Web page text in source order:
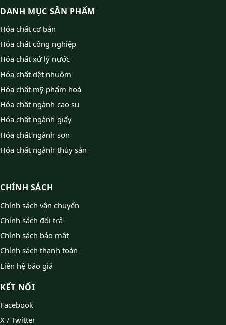
DANH MỤC SẢN PHẨM
Hóa chất cơ bản
Hóa chất công nghiệp
Hóa chất xử lý nước
Hóa chất dệt nhuộm
Hóa chất mỹ phẩm hoá
Hóa chất ngành cao su
Hóa chất ngành giấy
Hóa chất ngành sơn
Hóa chất ngành thủy sản
CHÍNH SÁCH
Chính sách vận chuyển
Chính sách đổi trả
Chính sách bảo mật
Chính sách thanh toán
Liên hệ báo giá
KẾT NỐI
Facebook
X / Twitter